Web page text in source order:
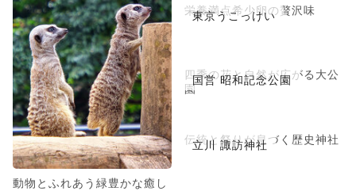
動物とふれあう緑豊かな癒し
東京うこっけい
栄養満点希少卵の贅沢味
国営 昭和記念公園
四季の花と自然が広がる大公
園
立川 諏訪神社
伝統と祭りが息づく歴史神社